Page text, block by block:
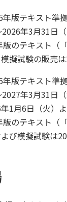
版テキスト準
年3月31日
のテキスト（
擬試験の販売
版テキスト準
年3月31日
1月6日（火）よ
のテキスト（
び模擬試験は